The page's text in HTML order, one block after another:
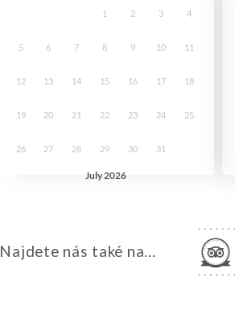
Najdete nás také na...